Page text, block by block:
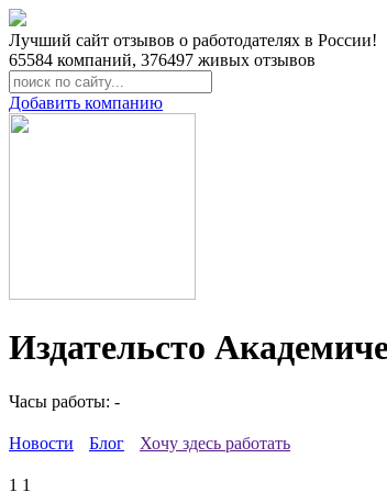
Лучший сайт отзывов о работодателях в России!
65584 компаний, 376497 живых отзывов
Добавить компанию
Издательсто
Часы работы: -
Новости Блог Хочу здесь работать
1 1